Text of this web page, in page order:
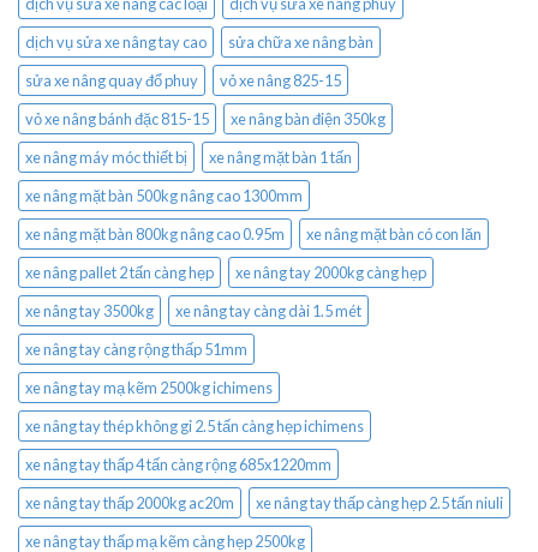
dịch vụ sửa xe nâng các loại
dịch vụ sửa xe nâng phuy
dịch vụ sửa xe nâng tay cao
sửa chữa xe nâng bàn
sửa xe nâng quay đổ phuy
vỏ xe nâng 825-15
vỏ xe nâng bánh đặc 815-15
xe nâng bàn điện 350kg
xe nâng máy móc thiết bị
xe nâng mặt bàn 1 tấn
xe nâng mặt bàn 500kg nâng cao 1300mm
xe nâng mặt bàn 800kg nâng cao 0.95m
xe nâng mặt bàn có con lăn
xe nâng pallet 2 tấn càng hẹp
xe nâng tay 2000kg càng hẹp
xe nâng tay 3500kg
xe nâng tay càng dài 1.5 mét
xe nâng tay càng rộng thấp 51mm
xe nâng tay mạ kẽm 2500kg ichimens
xe nâng tay thép không gỉ 2.5 tấn càng hẹp ichimens
xe nâng tay thấp 4 tấn càng rộng 685x1220mm
xe nâng tay thấp 2000kg ac20m
xe nâng tay thấp càng hẹp 2.5 tấn niuli
xe nâng tay thấp mạ kẽm càng hẹp 2500kg